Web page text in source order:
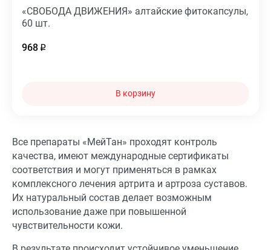
«СВОБОДА ДВИЖЕНИЯ» алтайские фитокапсулы,
60 шт.
968
В корзину
Все препараты «МейТан» проходят контроль
качества, имеют международные сертификаты
соответствия и могут применяться в рамках
комплексного лечения артрита и артроза суставов.
Их натуральный состав делает возможным
использование даже при повышенной
чувствительности кожи.